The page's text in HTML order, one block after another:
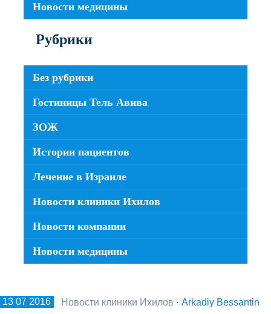
Новости медицины
Рубрики
Без рубрики
Гостиницы Тель Авива
ЗОЖ
Истории пациентов
Лечение в Израиле
Новости клиники Ихилов
Новости компании
Новости медицины
13 07 2016 Новости клиники Ихилов · Arkadiy Bessantin